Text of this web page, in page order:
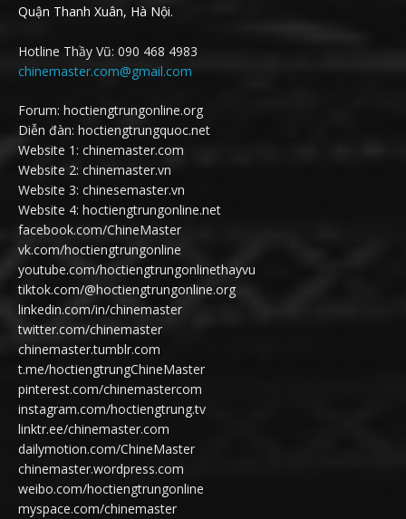
Quận Thanh Xuân, Hà Nội.
Hotline Thầy Vũ: 090 468 4983
chinemaster.com@gmail.com
Forum: hoctiengtrungonline.org
Diễn đàn: hoctiengtrungquoc.net
Website 1: chinemaster.com
Website 2: chinemaster.vn
Website 3: chinesemaster.vn
Website 4: hoctiengtrungonline.net
facebook.com/ChineMaster
vk.com/hoctiengtrungonline
youtube.com/hoctiengtrungonlinethayvu
tiktok.com/@hoctiengtrungonline.org
linkedin.com/in/chinemaster
twitter.com/chinemaster
chinemaster.tumblr.com
t.me/hoctiengtrungChineMaster
pinterest.com/chinemastercom
instagram.com/hoctiengtrung.tv
linktr.ee/chinemaster.com
dailymotion.com/ChineMaster
chinemaster.wordpress.com
weibo.com/hoctiengtrungonline
myspace.com/chinemaster